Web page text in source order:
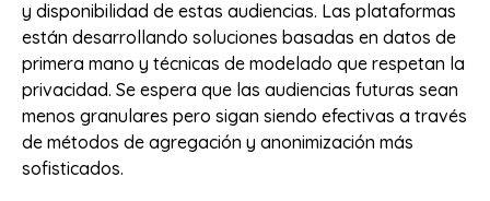
y disponibilidad de estas audiencias. Las plataformas
están desarrollando soluciones basadas en datos de
primera mano y técnicas de modelado que respetan la
privacidad. Se espera que las audiencias futuras sean
menos granulares pero sigan siendo efectivas a través
de métodos de agregación y anonimización más
sofisticados.